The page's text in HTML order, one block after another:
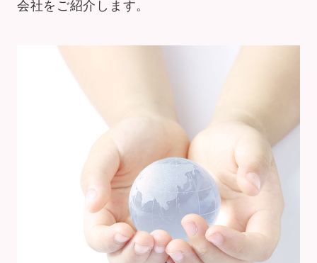
会社をご紹介します。